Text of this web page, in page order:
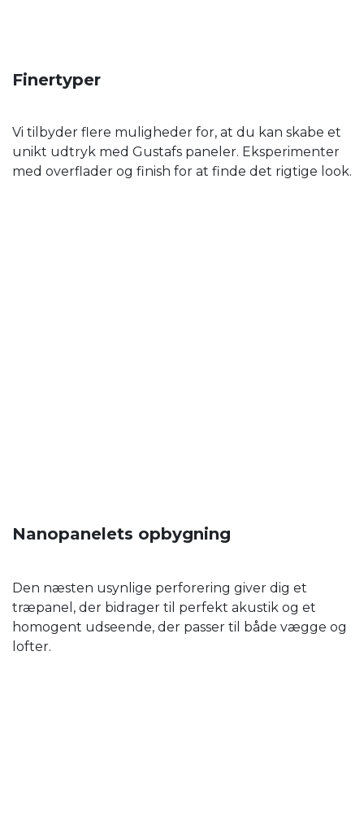
Finertyper
Vi tilbyder flere muligheder for, at du kan skabe et
unikt udtryk med Gustafs paneler. Eksperimenter
med overflader og finish for at finde det rigtige look.
Nanopanelets opbygning
Den næsten usynlige perforering giver dig et
træpanel, der bidrager til perfekt akustik og et
homogent udseende, der passer til både vægge og
lofter.